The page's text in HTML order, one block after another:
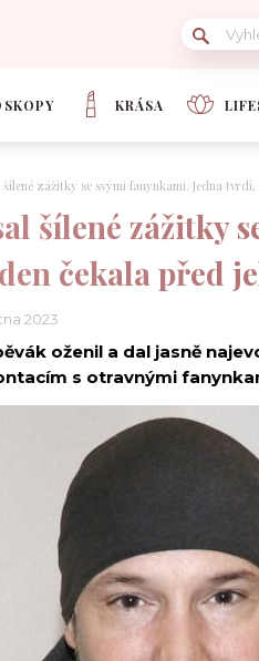
KRÁSA
šílené zážitky se svými fanynkami. Jedna
šílené zážitky
čekala před
2023
oženil a dal jasně
s otravnými